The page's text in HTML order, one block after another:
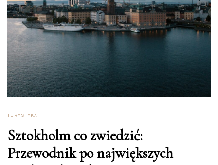
TURYSTYKA
Sztokholm co zwiedzić:
Przewodnik po największych